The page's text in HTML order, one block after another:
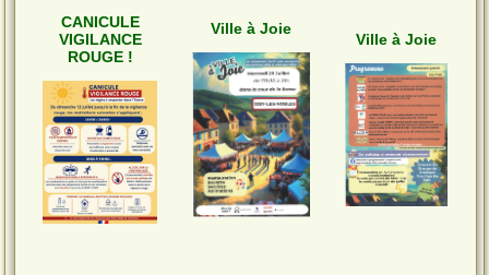
CANICULE
VIGILANCE
ROUGE !
Ville à Joie
Ville à Joie